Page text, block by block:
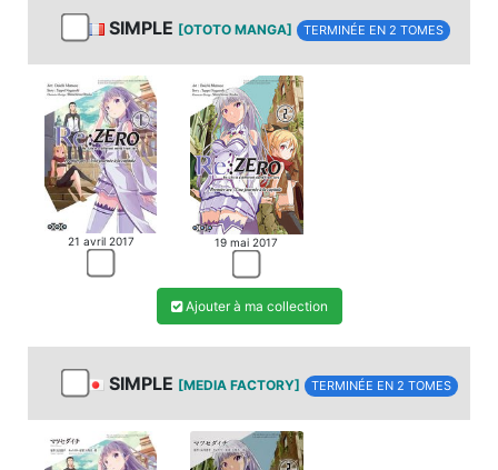
SIMPLE [OTOTO MANGA] TERMINÉE EN 2 TOMES
21 avril 2017 19 mai 2017
Ajouter à ma collection
SIMPLE [MEDIA FACTORY] TERMINÉE EN 2 TOMES